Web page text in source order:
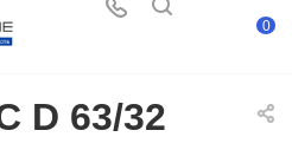
0
D 63/32